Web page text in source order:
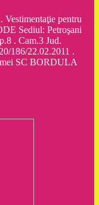
pentru
Sediul: Petroşani
. Cam.3 Jud.
186/22.02.2011 .
SC BORDULA